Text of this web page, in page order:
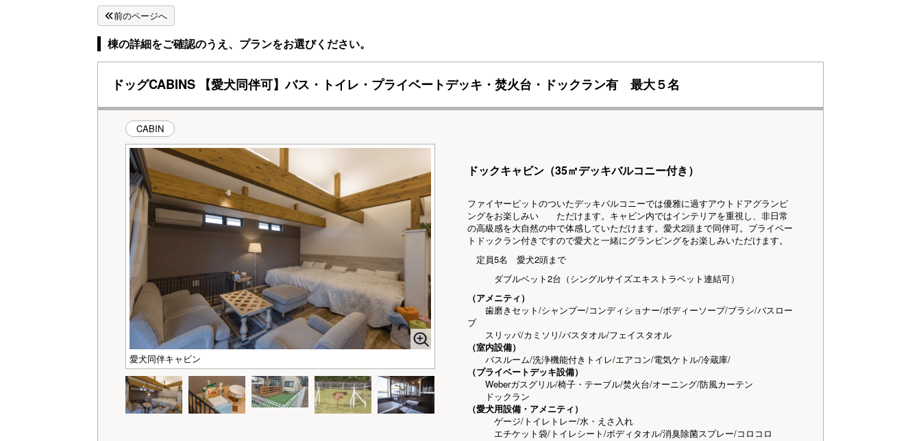
前のページへ
棟の詳細をご確認のうえ、プランをお選びください。
ドッグCABINS 【愛犬同伴可】バス・トイレ・プライベートデッキ・焚火台・ドックラン有 最大５名
CABIN
愛犬同伴キャビン
ドックキャビン（35㎡デッキバルコニー付き）
ファイヤーピットのついたデッキバルコニーでは優雅に過すアウトドアグランピ
ングをお楽しみい ただけます。キャビン内ではインテリアを重視し、非日常
の高級感を大自然の中で体感していただけます。愛犬2頭まで同伴可。プライベー
トドックラン付きですので愛犬と一緒にグランピングをお楽しみいただけます。
定員5名 愛犬2頭まで
ダブルベット2台（シングルサイズエキストラベット連結可）
（アメニティ）
歯磨きセット/シャンプー/コンディショナー/ボディーソープ/ブラシ/バスロー
ブ
スリッパ/カミソリ/バスタオル/フェイスタオル
（室内設備）
バスルーム/洗浄機能付きトイレ/エアコン/電気ケトル/冷蔵庫/
（プライベートデッキ設備）
Weberガスグリル/椅子・テーブル/焚火台/オーニング/防風カーテン
ドックラン
（愛犬用設備・アメニティ）
ゲージ/トイレトレー/水・えさ入れ
エチケット袋/トイレシート/ボディタオル/消臭除菌スプレー/コロコロ